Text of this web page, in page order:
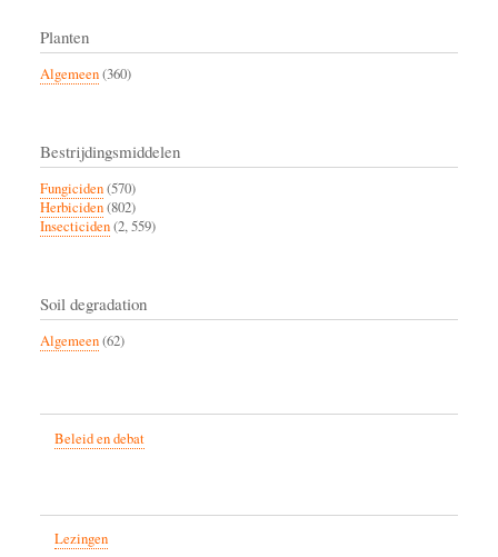
Planten
Algemeen(360)
Bestrijdingsmiddelen
Fungiciden(570)
Herbiciden(802)
Insecticiden(2, 559)
Soil degradation
Algemeen(62)
Beleid en debat
Lezingen